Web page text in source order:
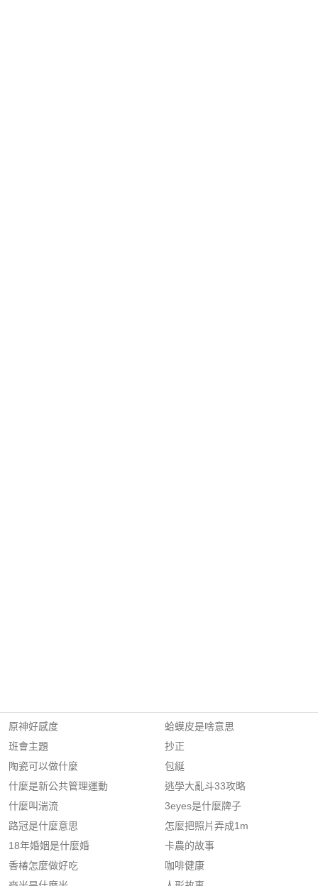
原神好感度
班會主題
陶瓷可以做什麼
什麼是新公共管理運動
什麼叫湍流
路冠是什麼意思
18年婚姻是什麼婚
香椿怎麼做好吃
蛤蟆皮是啥意思
抄正
包綖
逃學大亂斗33攻略
3eyes是什麼牌子
怎麼把照片弄成1m
卡農的故事
咖啡健康